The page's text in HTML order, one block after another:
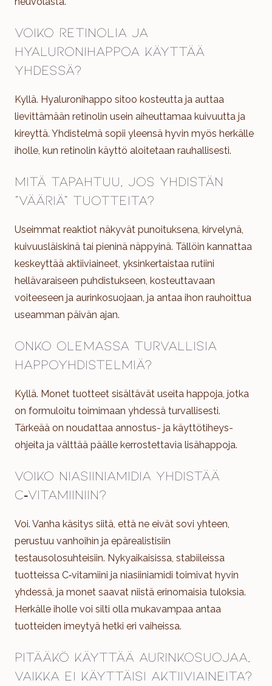
Voiko retinolia ja
hyaluronihappoa käyttää
yhdessä?
Kyllä. Hyaluronihappo sitoo kosteutta ja auttaa
lievittämään retinolin usein aiheuttamaa kuivuutta ja
kireyttä. Yhdistelmä sopii yleensä hyvin myös herkälle
iholle, kun retinolin käyttö aloitetaan rauhallisesti.
Mitä tapahtuu, jos yhdistän
“vääriä” tuotteita?
Useimmat reaktiot näkyvät punoituksena, kirvelynä,
kuivuusläiskinä tai pieninä näppyinä. Tällöin kannattaa
keskeyttää aktiiviaineet, yksinkertaistaa rutiini
hellävaraiseen puhdistukseen, kosteuttavaan
voiteeseen ja aurinkosuojaan, ja antaa ihon rauhoittua
useamman päivän ajan.
Onko olemassa turvallisia
happoyhdistelmiä?
Kyllä. Monet tuotteet sisältävät useita happoja, jotka
on formuloitu toimimaan yhdessä turvallisesti.
Tärkeää on noudattaa annostus- ja käyttötiheys-
ohjeita ja välttää päälle kerrostettavia lisähappoja.
Voiko niasiiniamidia yhdistää
C‑vitamiiniin?
Voi. Vanha käsitys siitä, että ne eivät sovi yhteen,
perustuu vanhoihin ja epärealistisiin
testausolosuhteisiin. Nykyaikaisissa, stabiileissa
tuotteissa C‑vitamiini ja niasiiniamidi toimivat hyvin
yhdessä, ja monet saavat niistä erinomaisia tuloksia.
Herkälle iholle voi silti olla mukavampaa antaa
tuotteiden imeytyä hetki eri vaiheissa.
Pitääkö käyttää aurinkosuojaa,
vaikka ei käyttäisi aktiiviaineita?